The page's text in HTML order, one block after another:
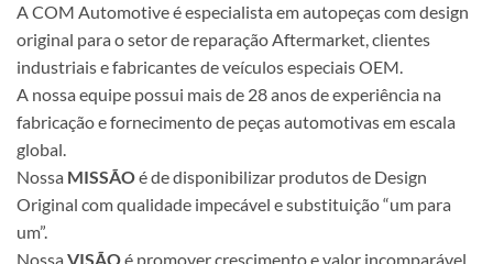
A COM Automotive é especialista em autopeças com design
original para o setor de reparação Aftermarket, clientes
industriais e fabricantes de veículos especiais OEM.
A nossa equipe possui mais de 28 anos de experiência na
fabricação e fornecimento de peças automotivas em escala
global.
Nossa MISSÃOé de disponibilizar produtos de Design
Original com qualidade impecável e substituição “um para
um”.
Nossa VISÃOé promover crescimento e valor incomparável